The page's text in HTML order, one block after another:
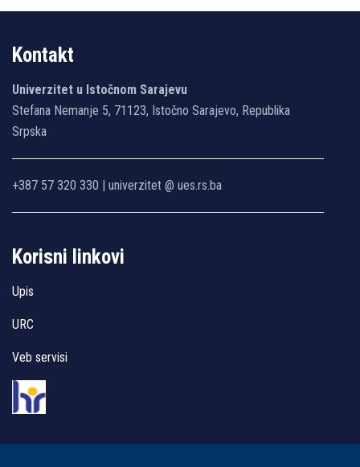
Kontakt
Univerzitet u Istočnom Sarajevu
Stefana Nemanje 5, 71123, Istočno Sarajevo, Republika
Srpska
+387 57 320 330 | univerzitet @ ues.rs.ba
Korisni linkovi
Upis
URC
Veb servisi